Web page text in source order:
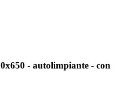
- autolimpiante - con